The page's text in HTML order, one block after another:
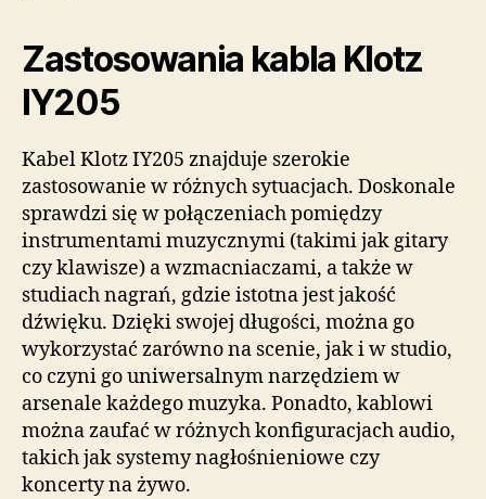
Zastosowania kabla Klotz
IY205
Kabel Klotz IY205 znajduje szerokie
zastosowanie w różnych sytuacjach. Doskonale
sprawdzi się w połączeniach pomiędzy
instrumentami muzycznymi (takimi jak gitary
czy klawisze) a wzmacniaczami, a także w
studiach nagrań, gdzie istotna jest jakość
dźwięku. Dzięki swojej długości, można go
wykorzystać zarówno na scenie, jak i w studio,
co czyni go uniwersalnym narzędziem w
arsenale każdego muzyka. Ponadto, kablowi
można zaufać w różnych konfiguracjach audio,
takich jak systemy nagłośnieniowe czy
koncerty na żywo.